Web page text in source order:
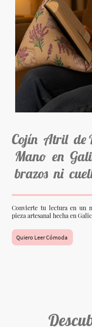
Cojín Atril de
Mano en
brazos ni
Convierte tu lectura en un
pieza artesanal hecha en
Quiero Leer Cómoda